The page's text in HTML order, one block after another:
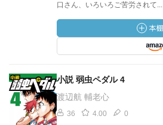
口さん、いろいろご苦労されて...
小説 弱虫ペダル 4
渡辺航 輔老心
36 4.00 0